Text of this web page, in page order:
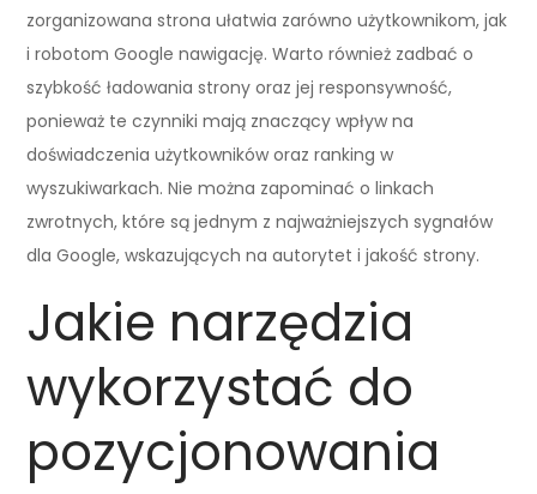
zorganizowana strona ułatwia zarówno użytkownikom, jak
i robotom Google nawigację. Warto również zadbać o
szybkość ładowania strony oraz jej responsywność,
ponieważ te czynniki mają znaczący wpływ na
doświadczenia użytkowników oraz ranking w
wyszukiwarkach. Nie można zapominać o linkach
zwrotnych, które są jednym z najważniejszych sygnałów
dla Google, wskazujących na autorytet i jakość strony.
Jakie narzędzia
wykorzystać do
pozycjonowania